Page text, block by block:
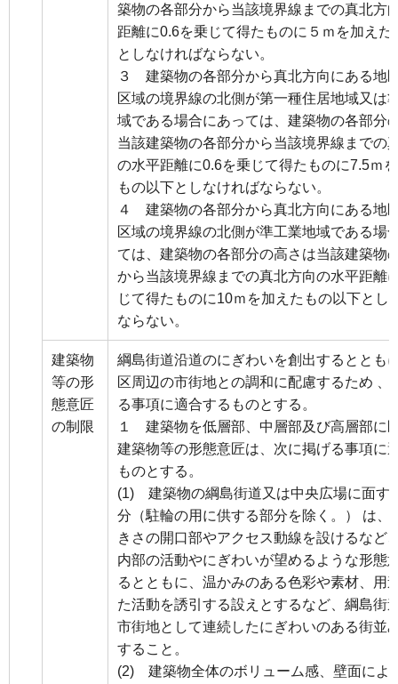
築物の各部分から当該境界線までの真北方
距離に0.6を乗じて得たものに５ｍを加えた
としなければならない。
３ 建築物の各部分から真北方向にある地
区域の境界線の北側が第一種住居地域又は
域である場合にあっては、建築物の各部分
当該建築物の各部分から当該境界線までの
の水平距離に0.6を乗じて得たものに7.5ｍ
もの以下としなければならない。
４ 建築物の各部分から真北方向にある地
区域の境界線の北側が準工業地域である場
ては、建築物の各部分の高さは当該建築物
から当該境界線までの真北方向の水平距離
じて得たものに10ｍを加えたもの以下とし
ならない。
建築物
等の形
態意匠
の制限
綱島街道沿道のにぎわいを創出するととも
区周辺の市街地との調和に配慮するため 、
る事項に適合するものとする。
１ 建築物を低層部、中層部及び高層部に
建築物等の形態意匠は、次に掲げる事項に
ものとする。
(1) 建築物の綱島街道又は中央広場に面す
分（駐輪の用に供する部分を除く。） は、
きさの開口部やアクセス動線を設けるなど
内部の活動やにぎわいが望めるような形態
るとともに、温かみのある色彩や素材、用
た活動を誘引する設えとするなど、綱島街
市街地として連続したにぎわいのある街並
すること。
(2) 建築物全体のボリューム感、壁面によ